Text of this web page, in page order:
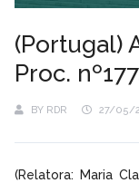
(Portugal)
Proc.
BY RDR 27/05/
(Relatora: Maria